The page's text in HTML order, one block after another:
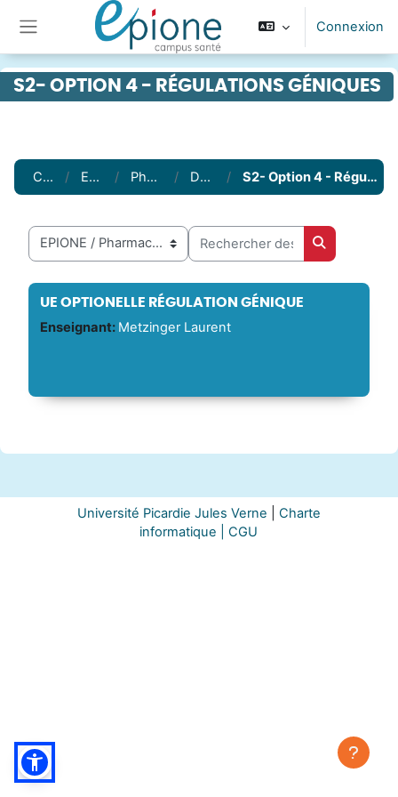
Passer au contenu principal
Panneau latéral
Connexion
S2- OPTION 4 - RÉGULATIONS GÉNIQUES
Cours EPIONE Pharmacie DFGSP2 S2- Option 4 - Régulations géniques
Catégories de cours
Rechercher des cours
Rechercher
UE OPTIONELLE RÉGULATION GÉNIQUE
Enseignant: Metzinger Laurent
Université Picardie Jules Verne
Charte
informatique |
CGU